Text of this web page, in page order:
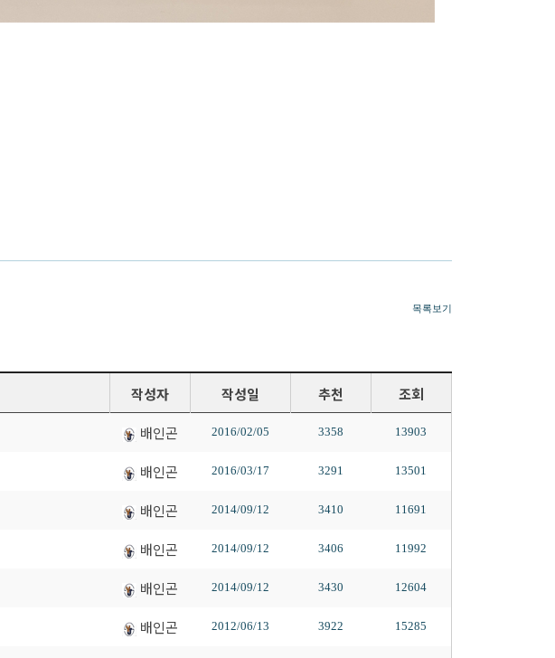
목록보기
작성자 작성일 추천 조회
배인곤 2016/02/05 3358 13903
배인곤 2016/03/17 3291 13501
배인곤 2014/09/12 3410 11691
배인곤 2014/09/12 3406 11992
배인곤 2014/09/12 3430 12604
배인곤 2012/06/13 3922 15285